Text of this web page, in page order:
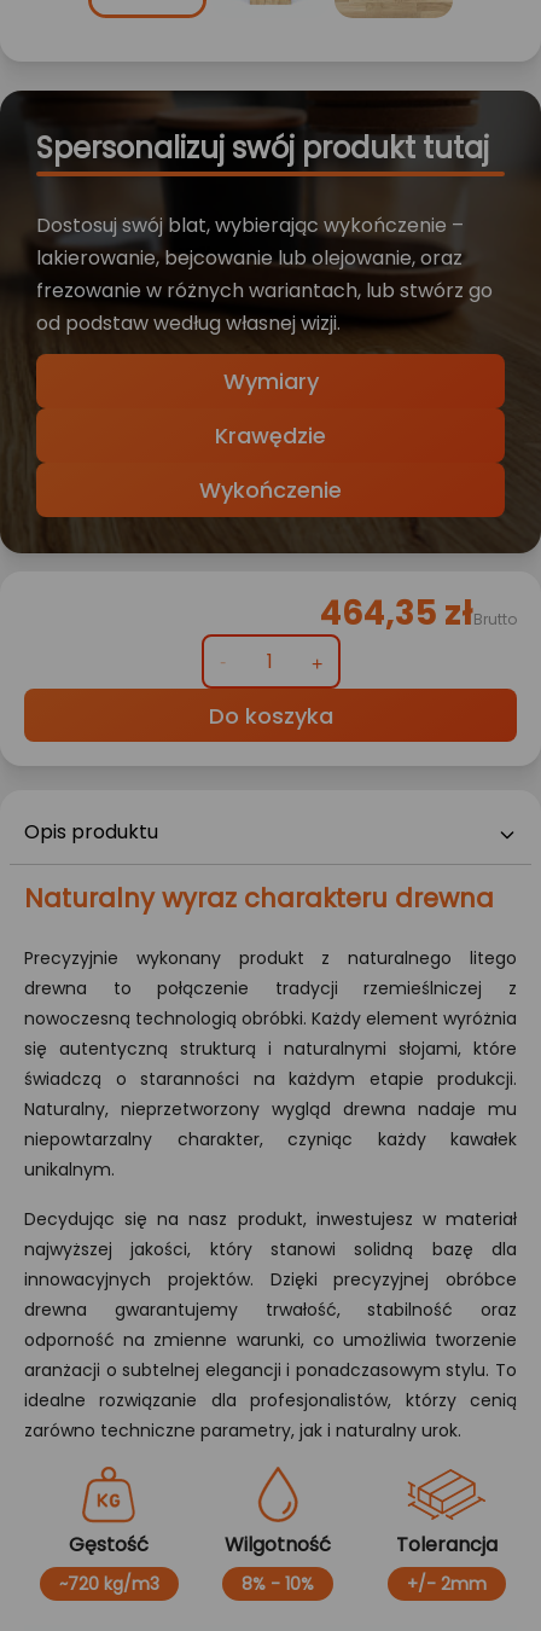
Spersonalizuj swój produkt tutaj
Dostosuj swój blat, wybierając wykończenie –
lakierowanie, bejcowanie lub olejowanie, oraz
frezowanie w różnych wariantach, lub stwórz go
od podstaw według własnej wizji.
Wymiary
Krawędzie
Wykończenie
464,35 złBrutto
Do koszyka
Opis produktu
Naturalny wyraz charakteru drewna
Precyzyjnie wykonany produkt z naturalnego litego
drewna to połączenie tradycji rzemieślniczej z
nowoczesną technologią obróbki. Każdy element wyróżnia
się autentyczną strukturą i naturalnymi słojami, które
świadczą o staranności na każdym etapie produkcji.
Naturalny, nieprzetworzony wygląd drewna nadaje mu
niepowtarzalny charakter, czyniąc każdy kawałek
unikalnym.
Decydując się na nasz produkt, inwestujesz w materiał
najwyższej jakości, który stanowi solidną bazę dla
innowacyjnych projektów. Dzięki precyzyjnej obróbce
drewna gwarantujemy trwałość, stabilność oraz
odporność na zmienne warunki, co umożliwia tworzenie
aranżacji o subtelnej elegancji i ponadczasowym stylu. To
idealne rozwiązanie dla profesjonalistów, którzy cenią
zarówno techniczne parametry, jak i naturalny urok.
Gęstość
~720 kg/m3
Wilgotność
8% - 10%
Tolerancja
+/- 2mm